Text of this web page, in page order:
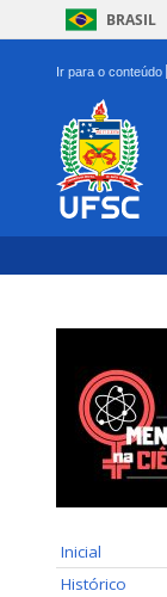
BRASIL
Ir para o conteúdo
Inicial
Histórico